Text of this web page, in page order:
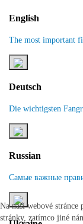
English
The most important
Deutsch
Die wichtigsten
Russian
Самые важные
Na naší webové
stránky, zatímco jiné